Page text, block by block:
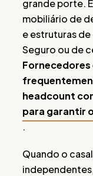
grande porte.
mobiliário de
e estruturas
Seguro ou de
headcount
para garantir
.
Quando o